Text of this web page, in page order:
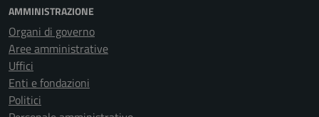
AMMINISTRAZIONE
Organi di governo
Aree amministrative
Uffici
Enti e fondazioni
Politici